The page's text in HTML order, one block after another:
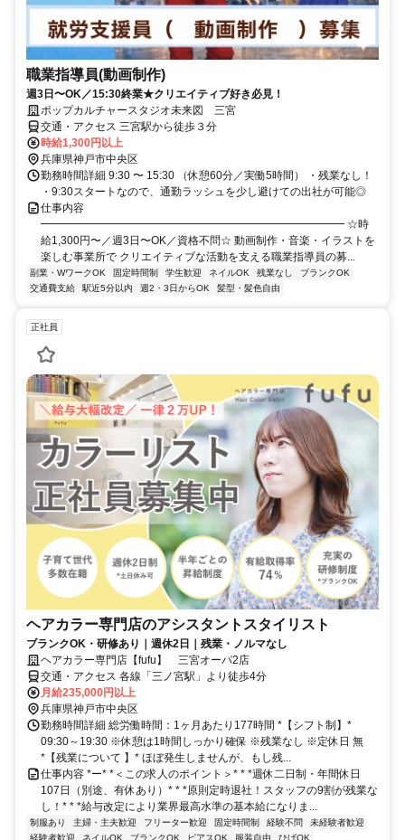
職業指導員(動画制作)
週3日〜OK／15:30終業★クリエイティブ好き必見！
ポップカルチャースタジオ未来図 三宮
交通・アクセス 三宮駅から徒歩３分
時給1,300円以上
兵庫県神戸市中央区
勤務時間詳細 9:30 〜 15:30 （休憩60分／実働5時間） ・残業なし！
・9:30スタートなので、通勤ラッシュを少し避けての出社が可能◎
仕事内容
━━━━━━━━━━━━━━━━━━━━━━━━━━━━ ☆時
給1,300円〜／週3日〜OK／資格不問☆ 動画制作・音楽・イラストを
楽しむ事業所で クリエイティブな活動を支える職業指導員の募...
副業・WワークOK 固定時間制 学生歓迎 ネイルOK 残業なし
ブランクOK
交通費支給
駅近5分以内 週2・3日からOK 髪型・髪色自由
正社員
ヘアカラー専門店のアシスタントスタイリスト
ブランクOK・研修あり｜週休2日｜残業・ノルマなし
ヘアカラー専門店【fufu】 三宮オーパ2店
交通・アクセス 各線「三ノ宮駅」より徒歩4分
月給235,000円以上
兵庫県神戸市中央区
勤務時間詳細 総労働時間：1ヶ月あたり177時間 *【シフト制】*
09:30～19:30 ※休憩は1時間しっかり確保 ※残業なし ※定休日 無
*【残業について 】* ほぼ発生しませんが、もし残...
仕事内容 *ー* *＜この求人のポイント＞* * *週休二日制・年間休日
107日（別途、有休あり）* * *原則定時退社！スタッフの9割が残業な
し！* * *給与改定により業界最高水準の基本給になりま...
制服あり 主婦・主夫歓迎 フリーター歓迎 固定時間制 経験不問
未経験者歓迎
経験者歓迎
ネイルOK ブランクOK ピアスOK 服装自由 ひげOK